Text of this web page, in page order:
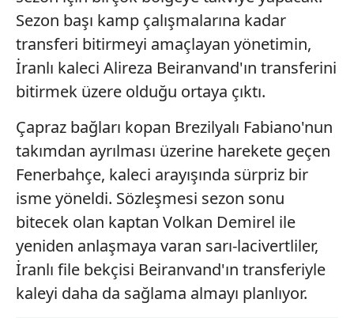
Sezon başı kamp çalışmalarına kadar
transferi bitirmeyi amaçlayan yönetimin,
İranlı kaleci Alireza Beiranvand'ın transferini
bitirmek üzere olduğu ortaya çıktı.
Çapraz bağları kopan Brezilyalı Fabiano'nun
takımdan ayrılması üzerine harekete geçen
Fenerbahçe, kaleci arayışında sürpriz bir
isme yöneldi. Sözleşmesi sezon sonu
bitecek olan kaptan Volkan Demirel ile
yeniden anlaşmaya varan sarı-lacivertliler,
İranlı file bekçisi Beiranvand'ın transferiyle
kaleyi daha da sağlama almayı planlıyor.